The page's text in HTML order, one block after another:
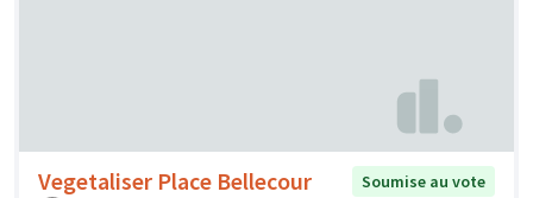
Vegetaliser Place Bellecour
Soumise au vote